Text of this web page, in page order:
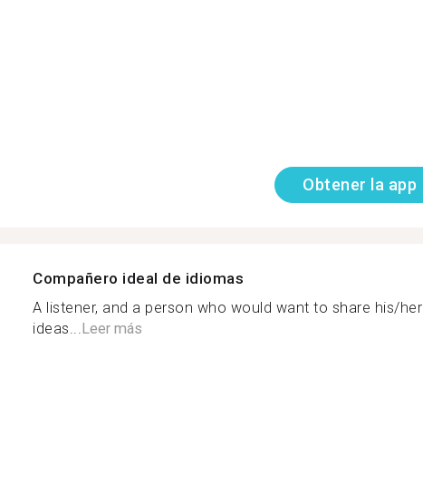
Obtener la app
Compañero ideal de idiomas
A listener, and a person who would want to share his/her
ideas...Leer más